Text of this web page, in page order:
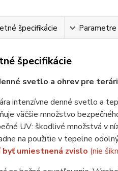
špecifikácie Parametre
špecifikácie
svetlo a ohrev pre
intenzívne denné svetlo a
väčšie množstvo
UV: škodlivé množstvá v
na použitie v tepelne
byť umiestnená zvislo (nie